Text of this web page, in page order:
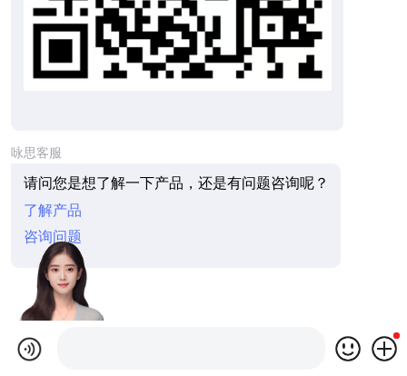
咏思客服
请问您是想了解一下产品，还是有问题咨询呢？
了解产品
咨询问题